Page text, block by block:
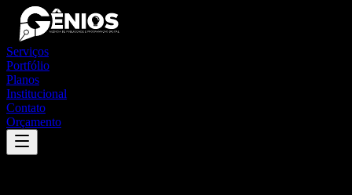
Serviços
Portfólio
Planos
Institucional
Contato
Orçamento